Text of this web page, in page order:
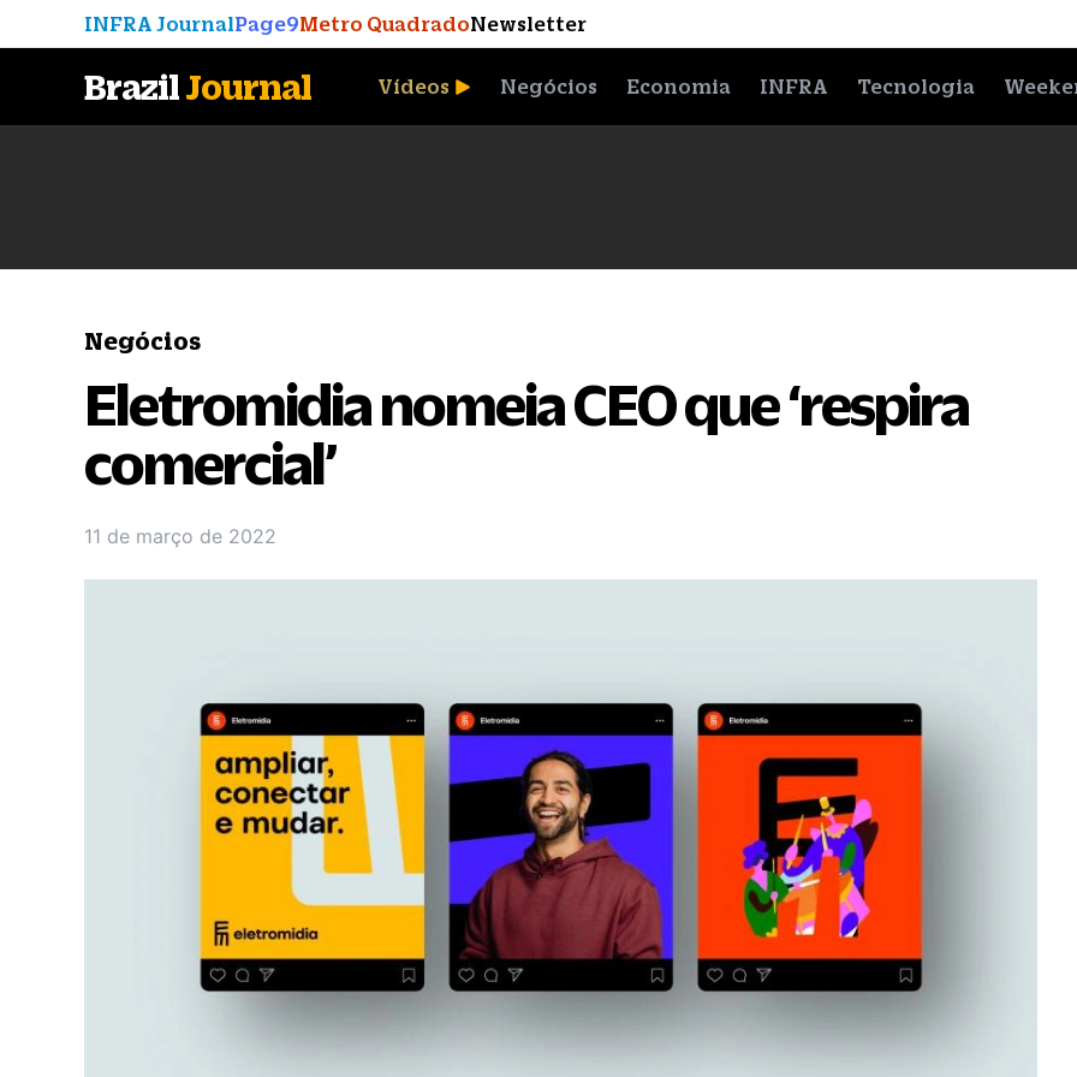
INFRA JournalPage9Metro QuadradoNewsletter
BrazilJournal Vídeos Negócios Economia INFRA Tecnologia
Negócios
Eletromidia nomeia CEO que ‘respira
comercial’
11 de março de 2022